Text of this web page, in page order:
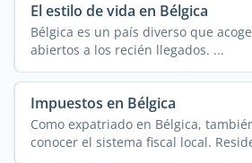
El estilo de vida en Bélgica
Bélgica es un país diverso que
abiertos a los recién llegados. ...
Impuestos en Bélgica
Como expatriado en Bélgica,
conocer el sistema fiscal local.